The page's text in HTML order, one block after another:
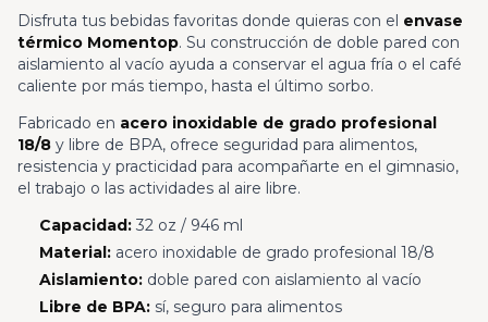
Disfruta tus bebidas favoritas donde quieras con el envase
térmico Momentop. Su construcción de doble pared con
aislamiento al vacío ayuda a conservar el agua fría o el café
caliente por más tiempo, hasta el último sorbo.
Fabricado en acero inoxidable de grado profesional
18/8 y libre de BPA, ofrece seguridad para alimentos,
resistencia y practicidad para acompañarte en el gimnasio,
el trabajo o las actividades al aire libre.
Capacidad:32 oz / 946 ml
Material:acero inoxidable de grado profesional 18/8
Aislamiento:doble pared con aislamiento al vacío
Libre de BPA:sí, seguro para alimentos